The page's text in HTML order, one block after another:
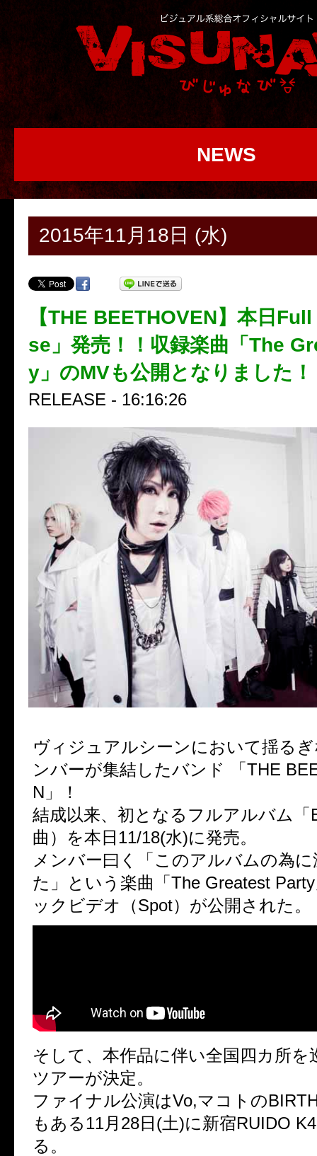
NEWS
2015年11月18日 (水)
【THE BEETHOVEN】本日
se」発売！！収録楽曲「The
y」のMVも公開となりました！
RELEASE - 16:16:26
ヴィジュアルシーンにおいて揺る
ンバーが集結したバンド 「THE
N」！
結成以来、初となるフルアルバム「
曲）を本日11/18(水)に発売。
メンバー曰く「このアルバムの為
た」という楽曲「The Greatest
ックビデオ（Spot）が公開された。
そして、本作品に伴い全国四カ所を
ツアーが決定。
ファイナル公演はVo,マコトの
もある11月28日(土)に新宿RUIDO
る。